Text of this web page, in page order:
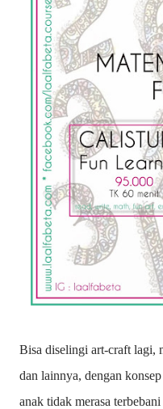
Bisa diselingi art-craft lagi, mulai dari origami, hand-printing
dan lainnya, dengan
anak tidak merasa